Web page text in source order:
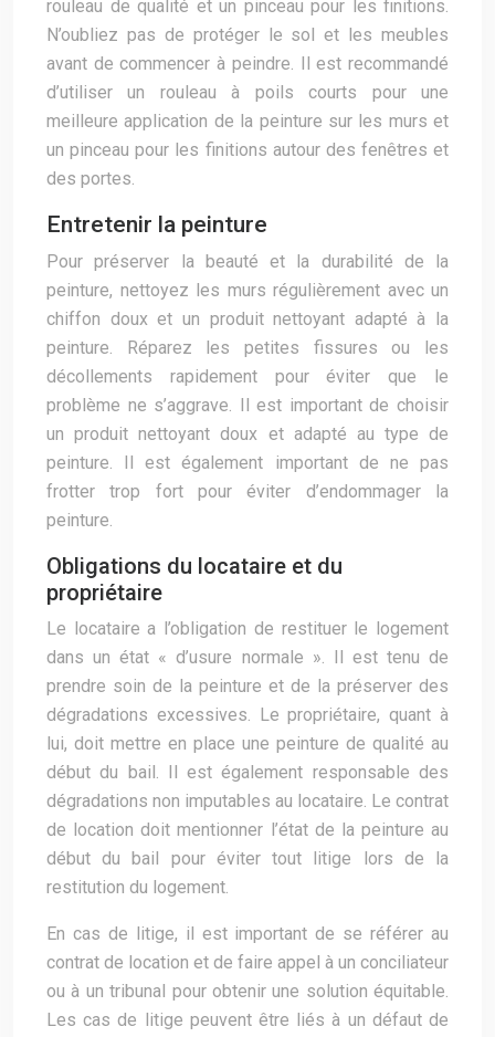
rouleau de qualité et un pinceau pour les finitions.
N’oubliez pas de protéger le sol et les meubles
avant de commencer à peindre. Il est recommandé
d’utiliser un rouleau à poils courts pour une
meilleure application de la peinture sur les murs et
un pinceau pour les finitions autour des fenêtres et
des portes.
Entretenir la peinture
Pour préserver la beauté et la durabilité de la
peinture, nettoyez les murs régulièrement avec un
chiffon doux et un produit nettoyant adapté à la
peinture. Réparez les petites fissures ou les
décollements rapidement pour éviter que le
problème ne s’aggrave. Il est important de choisir
un produit nettoyant doux et adapté au type de
peinture. Il est également important de ne pas
frotter trop fort pour éviter d’endommager la
peinture.
Obligations du locataire et du
propriétaire
Le locataire a l’obligation de restituer le logement
dans un état « d’usure normale ». Il est tenu de
prendre soin de la peinture et de la préserver des
dégradations excessives. Le propriétaire, quant à
lui, doit mettre en place une peinture de qualité au
début du bail. Il est également responsable des
dégradations non imputables au locataire. Le contrat
de location doit mentionner l’état de la peinture au
début du bail pour éviter tout litige lors de la
restitution du logement.
En cas de litige, il est important de se référer au
contrat de location et de faire appel à un conciliateur
ou à un tribunal pour obtenir une solution équitable.
Les cas de litige peuvent être liés à un défaut de